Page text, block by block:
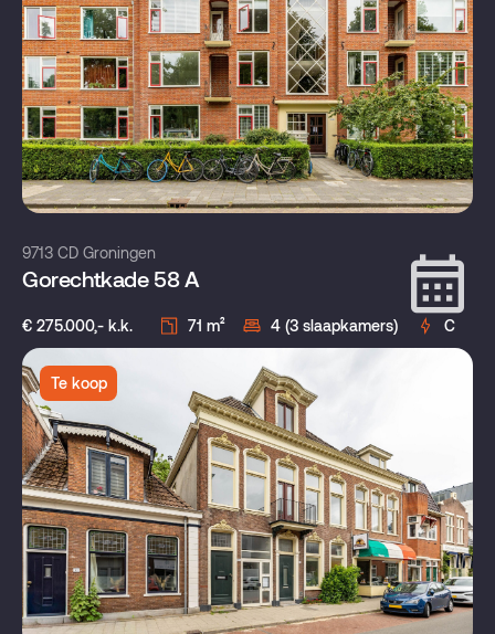
9713 CD Groningen
Gorechtkade 58 A
€ 275.000,- k.k. 71 m² 4 (3 slaapkamers) C
Te koop